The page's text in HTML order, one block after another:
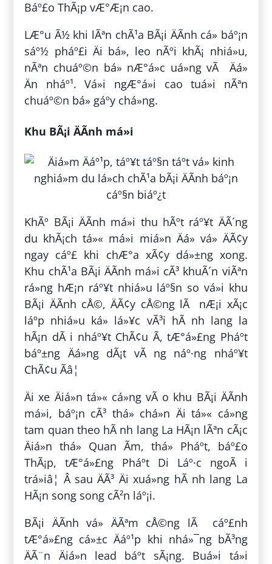
Báº£o ThÃ¡p vÆ°Æ¡n cao.
LÆ°u Ã½ khi lÃªn chÃ¹a BÃ¡i ÄÃ­nh cá» báº¡n
sáº½ pháº£i Äi bá», leo nÃºi khÃ¡ nhiá»u,
nÃªn chuáº©n bá» nÆ°á»c uá»ng vÃ Äá»
Än nháº¹. Vá»i ngÆ°á»i cao tuá»i nÃªn
chuáº©n bá» gáº­y chá»ng.
Khu BÃ¡i ÄÃ­nh má»i
KhÃº BÃ¡i ÄÃ­nh má»i thu hÃºt ráº¥t ÄÃ´ng
du khÃ¡ch tá»« má»i miá»n Äá» vá» ÄÃ¢y
ngay cáº£ khi chÆ°a xÃ¢y dá»±ng xong.
Khu chÃ¹a BÃ¡i ÄÃ­nh má»i cÃ³ khuÃ´n viÃªn
rá»ng hÆ¡n ráº¥t nhiá»u láº§n so vá»i khu
BÃ¡i ÄÃ­nh cÅ©, ÄÃ¢y cÅ©ng lÃ nÆ¡i xÃ¡c
láº­p nhiá»u ká» lá»¥c vÃ³i hÃ nh lang la
hÃ¡n dÃ i nháº¥t ChÃ¢u Ã, tÆ°á»£ng Pháº­t
báº±ng Äá»ng dÃ¡t vÃ ng náº·ng nháº¥t
ChÃ¢u Ãâ¦
Äi xe Äiá»n tá»« cá»ng vÃ o khu BÃ¡i ÄÃ­nh
má»i, báº¡n cÃ³ thá» chá»n Äi tá»« cá»ng
tam quan theo hÃ nh lang La HÃ¡n lÃªn cÃ¡c
Äiá»n thá» Quan Ãm, thá» Pháº­t, báº£o
ThÃ¡p, tÆ°á»£ng Pháº­t Di Láº·c ngoÃ i
trá»iâ¦ Â sau ÄÃ³ Äi xuá»ng hÃ nh lang La
HÃ¡n song song cÃ²n láº¡i.
BÃ¡i ÄÃ­nh vá» ÄÃªm cÅ©ng lÃ cáº£nh
tÆ°á»£ng cá»±c Äáº¹p khi nhá»¯ng bÃ³ng
ÄÃ¨n Äiá»n lead báº­t sÃ¡ng. Buá»i tá»i